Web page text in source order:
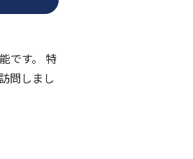
です。 特
問しまし